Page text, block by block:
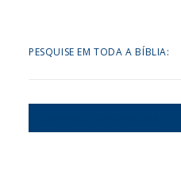
PESQUISE EM TODA A BÍBLIA:
Search